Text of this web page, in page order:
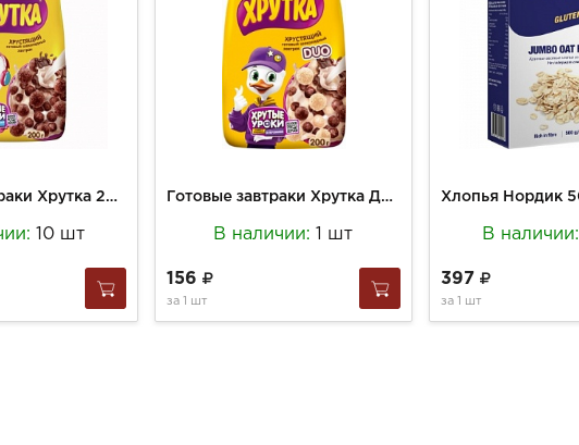
Готовые завтраки Хрутка 200г Шоколадные шарики пакет
10 шт
Готовые завтраки Хрутка Дуо 200г Шарики пакет
В наличии: 1 шт
156
за 1 шт
В наличии:
397
за 1 шт